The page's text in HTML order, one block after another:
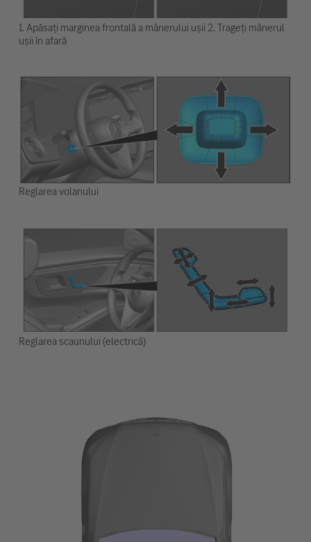
1. Apăsați marginea frontală a mânerului ușii 2. Trageți mânerul
ușii în afară
Reglarea volanului
Reglarea scaunului (electrică)